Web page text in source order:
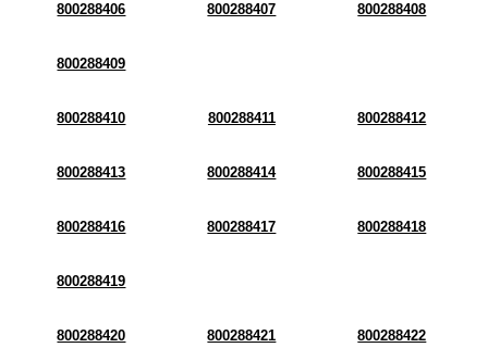
800288406 800288407 800288408
800288409
800288410 800288411 800288412
800288413 800288414 800288415
800288416 800288417 800288418
800288419
800288420 800288421 800288422